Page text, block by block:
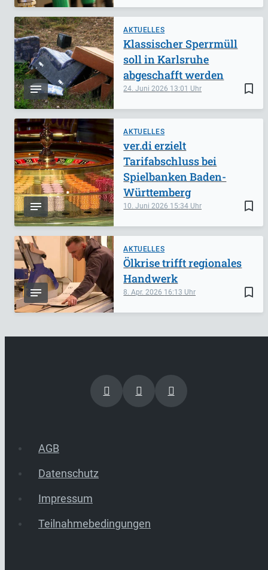
AKTUELLES
bookmark_border
24. Juni 2026 13:01
Klassischer Sperrmüll
soll in Karlsruhe
abgeschafft werden
AKTUELLES
bookmark_border
10. Juni 2026 15:34
ver.di erzielt
Tarifabschluss bei
Spielbanken Baden-
Württemberg
AKTUELLES
bookmark_border
8. Apr. 2026 16:13
Ölkrise trifft regionales
Handwerk
AGB
Datenschutz
Impressum
Teilnahmebedingungen